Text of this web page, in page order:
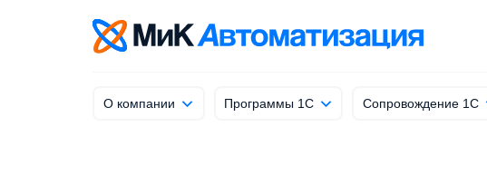
О компании Программы 1С Сопровождение 1С
info@mik-automation.ru
Напишите, нам